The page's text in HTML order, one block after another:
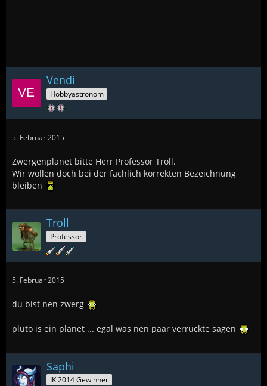
Vendi
Hobbyastronom
5. Februar 2015
Zwergenplanet bitte Herr Professor Troll.
Wir wollen doch bei der fachlich korrekten Bezeichnung
bleiben
Troll
Professor
5. Februar 2015
du bist nen zwerg
pluto is ein planet ... egal was nen paar verrückte sagen
Saphi
IK 2014 Gewinner